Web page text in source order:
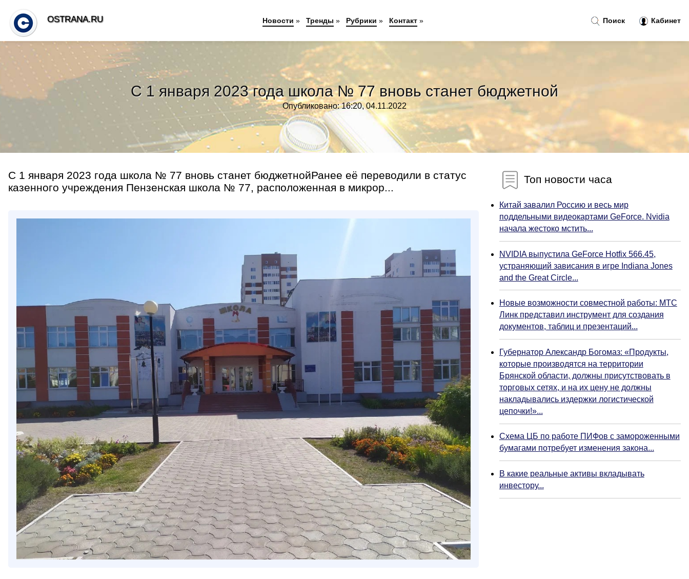
С 1 января 2023 года школа № 77 вновь станет бюджетной
Опубликовано: 16:20, 04.11.2022
С 1 января 2023 года школа № 77 вновь станет бюджетнойРанее её переводили в статус
казенного учреждения Пензенская школа № 77, расположенная в микрор...
Топ новости часа
Китай завалил Россию и весь мир
поддельными видеокартами GeForce. Nvidia
начала жестоко мстить...
NVIDIA выпустила GeForce Hotfix 566.45,
устраняющий зависания в игре Indiana Jones
and the Great Circle...
Новые возможности совместной работы: МТС
Линк представил инструмент для создания
документов, таблиц и презентаций...
Губернатор Александр Богомаз: «Продукты,
которые производятся на территории
Брянской области, должны присутствовать в
торговых сетях, и на их цену не должны
накладывались издержки логистической
цепочки!»...
Схема ЦБ по работе ПИФов с замороженными
бумагами потребует изменения закона...
В какие реальные активы вкладывать
инвестору...
Поиск Кабинет
OSTRANA.RU Новости » Тренды » Рубрики » Контакт»